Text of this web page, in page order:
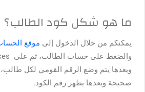
ما هو شكل كود الطالب؟
يمكنكم من خلال الدخول إلى موقع
وبعدها يتم وضع الرقم القومي لكل طالب،
صحيحة وبعدها يظهر رقم الكود.